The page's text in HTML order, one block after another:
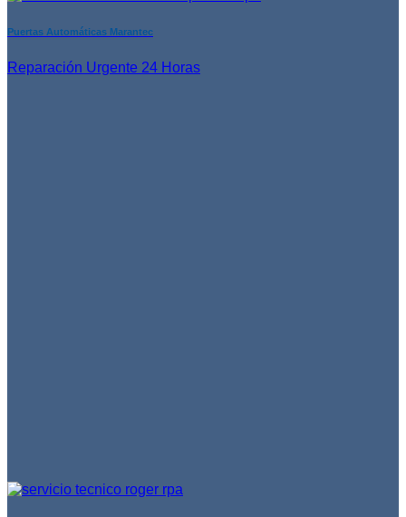
Puertas Automáticas Marantec
Reparación Urgente 24 Horas